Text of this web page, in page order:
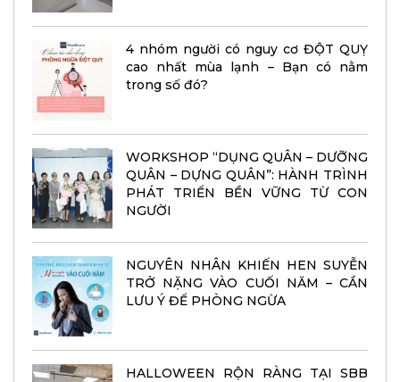
4 nhóm người có nguy cơ ĐỘT QUỴ
cao nhất mùa lạnh – Bạn có nằm
trong số đó?
WORKSHOP “DỤNG QUÂN – DƯỠNG
QUÂN – DỰNG QUÂN”: HÀNH TRÌNH
PHÁT TRIỂN BỀN VỮNG TỪ CON
NGƯỜI
NGUYÊN NHÂN KHIẾN HEN SUYỄN
TRỞ NẶNG VÀO CUỐI NĂM – CẦN
LƯU Ý ĐỂ PHÒNG NGỪA
HALLOWEEN RỘN RÀNG TẠI SBB